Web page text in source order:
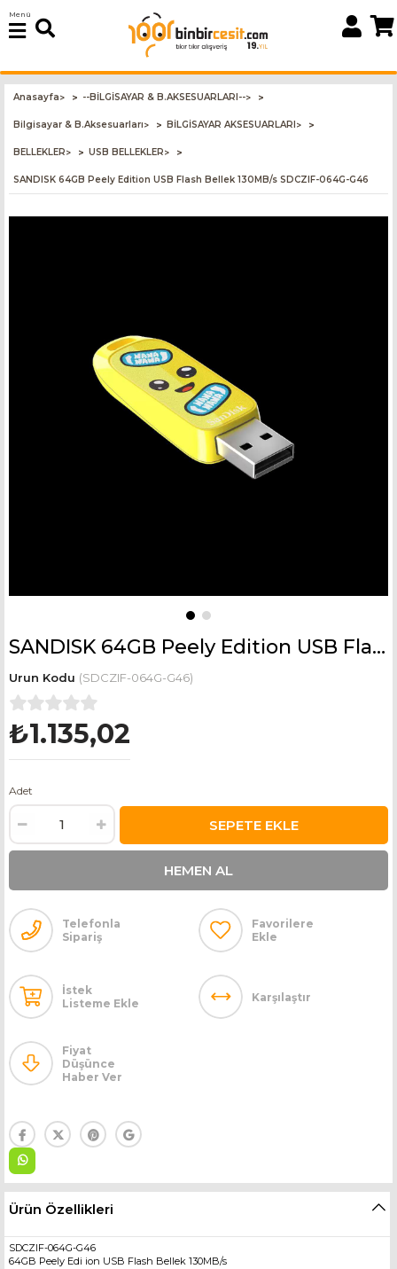
Menü
Anasayfa> --BİLGİSAYAR & B.AKSESUARLARI-->
Bilgisayar & B.Aksesuarları> BİLGİSAYAR AKSESUARLARI>
BELLEKLER> USB BELLEKLER>
SANDISK 64GB Peely Edition USB Flash Bellek 130MB/s SDCZIF-064G-G46
SANDISK 64GB Peely Edition USB Flash Bellek 130MB/s SDCZIF-064G-G46
(SDCZIF-064G-G46)
₺1.135,02
Adet
Telefonla
Sipariş
Favorilere
Ekle
İstek
Listeme Ekle
Karşılaştır
Fiyat
Düşünce
Haber Ver
Ürün Özellikleri
SDCZIF-064G-G46
64GB Peely Edi ion USB Flash Bellek 130MB/s